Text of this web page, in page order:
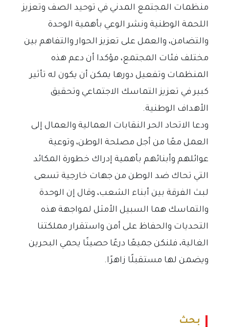
منظمات المجتمع المدني في توحيد الصف وتعزيز
اللحمة الوطنية ونشر الوعي بأهمية الوحدة
والتضامن، والعمل على تعزيز الحوار والتفاهم بين
مختلف فئات المجتمع، مؤكدا أن دعم هذه
المنظمات وتفعيل دورها يمكن أن يكون له تأثير
كبير في تعزيز التماسك الاجتماعي وتحقيق
الأهداف الوطنية.
ودعا الاتحاد الحر النقابات العمالية والعمال إلى
العمل معًا من أجل مصلحة الوطن، وتوعية
عوائلهم وأبنائهم بأهمية إدراك خطورة المكائد
التي تحاك ضد الوطن من جهات خارجية تسعى
لبث الفرقة بين أبناء الشعب، وقال إن الوحدة
والتماسك هما السبيل الأمثل لمواجهة هذه
التحديات والحفاظ على أمن واستقرار مملكتنا
الغالية، فلنكن جميعًا درعًا حصينًا يحمي البحرين
ويضمن لها مستقبلًا زاهرًا.
بحث